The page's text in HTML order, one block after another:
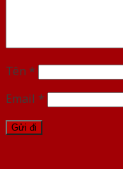
Tên *
Email *